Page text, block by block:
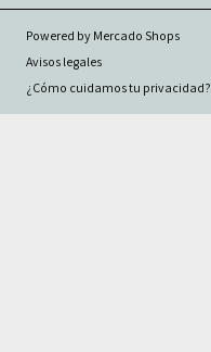
Powered by Mercado Shops
Avisos legales
¿Cómo cuidamos tu privacidad?